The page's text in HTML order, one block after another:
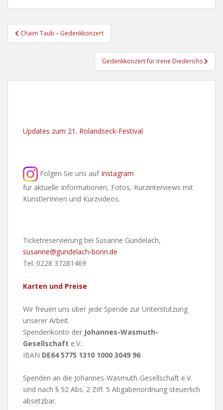
Beitragsnavigation
Chaim Taub – Gedenkkonzert
Gedenkkonzert für Irene Diederichs
Updates zum 21. Rolandseck-Festival
Folgen Sie uns auf Instagram
für aktuelle Informationen, Fotos, Kurzinterviews mit
KünstlerInnen und Kurzvideos.
Ticketreservierung bei Susanne Gundelach,
susanne@gundelach-bonn.de
Tel. 0228 37281469
Karten und Preise
Wir freuen uns über jede Spende zur Unterstützung
unserer Arbeit.
Spendenkonto der Johannes-Wasmuth-
Gesellschaft e.V.:
IBAN DE64 5775 1310 1000 3049 96
Spenden an die Johannes-Wasmuth-Gesellschaft e.V.
sind nach § 52 Abs. 2 Ziff. 5 Abgabenordnung steuerlich
absetzbar.